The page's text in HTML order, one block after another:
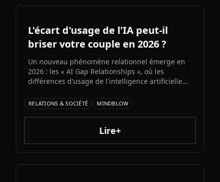
L'écart d'usage de l'IA peut-il
briser votre couple en 2026 ?
Un nouveau phénomène relationnel émerge en
2026 : les « AI Gap Relationships », où les
différences d'usage de l'intelligence artificielle
productivité, l'intimité et la compatibilité.
Décryptage d'une fracture numérique qui s'invite
dans la vie de couple.
RELATIONS & SOCIÉTÉ MINDBLOW
Lire+